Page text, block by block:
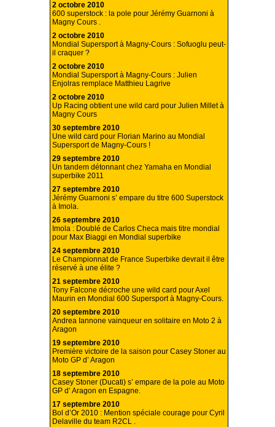
2 octobre 2010
600 superstock : la pole pour Jérémy Guarnoni à
Magny Cours .
2 octobre 2010
Mondial Supersport à Magny-Cours : Sofuoglu peut-
il craquer ?
2 octobre 2010
Mondial Supersport à Magny-Cours : Julien
Enjolras remplace Matthieu Lagrive
2 octobre 2010
Up Racing obtient une wild card pour Julien Millet à
Magny Cours
30 septembre 2010
Une wild card pour Florian Marino au Mondial
Supersport de Magny-Cours !
29 septembre 2010
Un tandem détonnant chez Yamaha en Mondial
superbike 2011
27 septembre 2010
Jérémy Guarnoni s’ empare du titre 600 Superstock
à Imola.
26 septembre 2010
Imola : Doublé de Carlos Checa mais titre mondial
pour Max Biaggi en Mondial superbike
24 septembre 2010
Le Championnat de France Superbike devrait il être
réservé à une élite ?
21 septembre 2010
Tony Falcone décroche une wild card pour Axel
Maurin en Mondial 600 Supersport à Magny-Cours.
20 septembre 2010
Andrea Iannone vainqueur en solitaire en Moto 2 à
Aragon
19 septembre 2010
Première victoire de la saison pour Casey Stoner au
Moto GP d’ Aragon
18 septembre 2010
Casey Stoner (Ducati) s’ empare de la pole au Moto
GP d’ Aragon en Espagne.
17 septembre 2010
Bol d’Or 2010 : Mention spéciale courage pour Cyril
Delaville du team R2CL .